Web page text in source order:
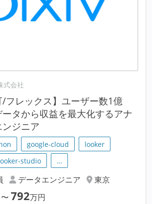
式会社
/フレックス】ユーザー数1億
タから収益を最大化するアナ
ジニア
google-cloud
looker
studio …
データエンジニア
東京
〜 792万円